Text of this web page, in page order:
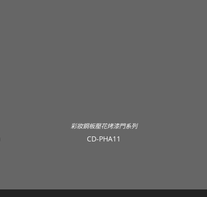
彩妝鋼板壓花烤漆門系列
CD-PHA11